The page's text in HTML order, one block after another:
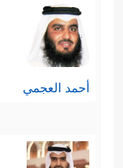
أحمد العجمي